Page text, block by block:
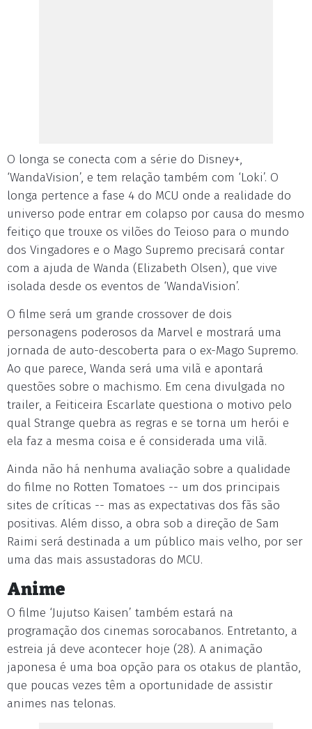
O longa se conecta com a série do Disney+,
‘WandaVision’, e tem relação também com ‘Loki’. O
longa pertence a fase 4 do MCU onde a realidade do
universo pode entrar em colapso por causa do mesmo
feitiço que trouxe os vilões do Teioso para o mundo
dos Vingadores e o Mago Supremo precisará contar
com a ajuda de Wanda (Elizabeth Olsen), que vive
isolada desde os eventos de ‘WandaVision’.
O filme será um grande crossover de dois
personagens poderosos da Marvel e mostrará uma
jornada de auto-descoberta para o ex-Mago Supremo.
Ao que parece, Wanda será uma vilã e apontará
questões sobre o machismo. Em cena divulgada no
trailer, a Feiticeira Escarlate questiona o motivo pelo
qual Strange quebra as regras e se torna um herói e
ela faz a mesma coisa e é considerada uma vilã.
Ainda não há nenhuma avaliação sobre a qualidade
do filme no Rotten Tomatoes -- um dos principais
sites de críticas -- mas as expectativas dos fãs são
positivas. Além disso, a obra sob a direção de Sam
Raimi será destinada a um público mais velho, por ser
uma das mais assustadoras do MCU.
Anime
O filme ‘Jujutso Kaisen’ também estará na
programação dos cinemas sorocabanos. Entretanto, a
estreia já deve acontecer hoje (28). A animação
japonesa é uma boa opção para os otakus de plantão,
que poucas vezes têm a oportunidade de assistir
animes nas telonas.